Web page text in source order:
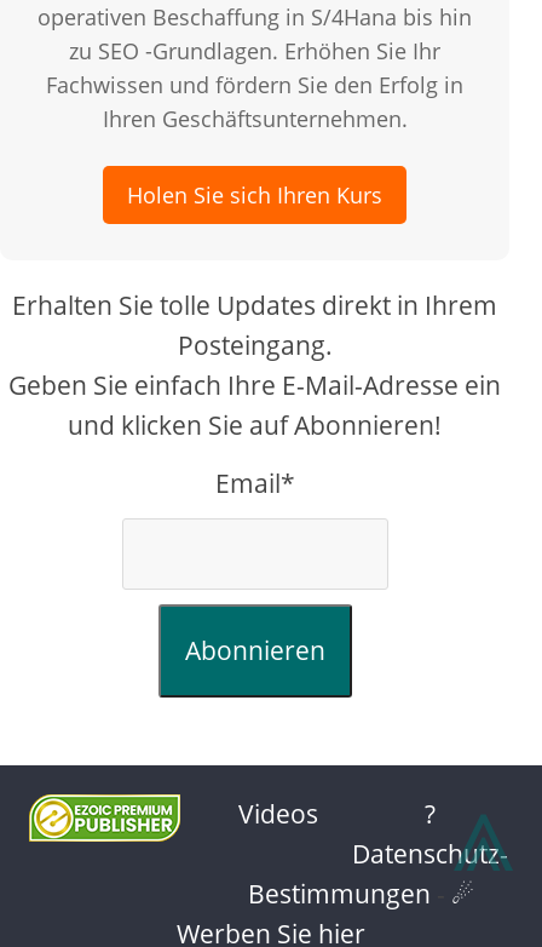
operativen Beschaffung in S/4Hana bis hin
zu SEO -Grundlagen. Erhöhen Sie Ihr
Fachwissen und fördern Sie den Erfolg in
Ihren Geschäftsunternehmen.
Holen Sie sich Ihren Kurs
Erhalten Sie tolle Updates direkt in Ihrem
Posteingang.
Geben Sie einfach Ihre E-Mail-Adresse ein
und klicken Sie auf Abonnieren!
Email*
Abonnieren
Videos
?
Datenschutz-
Bestimmungen
☄
Werben Sie hier
⩓